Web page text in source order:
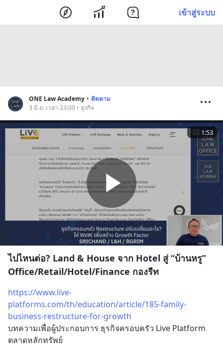
เข้าสู่ระบบ
ONE Law Academy • ติดตาม
3 มิ.ย. เวลา 23:00 • ธุรกิจ
1:53
ไปไหนต่อ? Land & House จาก Hotel สู่ “บ้านหรู”
Office/Retail/Hotel/Finance กองรีท
https://www.live-
platforms.com/th/education/article/185-family-
business-restructure-for-growth
บทความเพื่อผู้ประกอบการ ธุรกิจครอบครัว Live Platform
ตลาดหลักทรัพย์